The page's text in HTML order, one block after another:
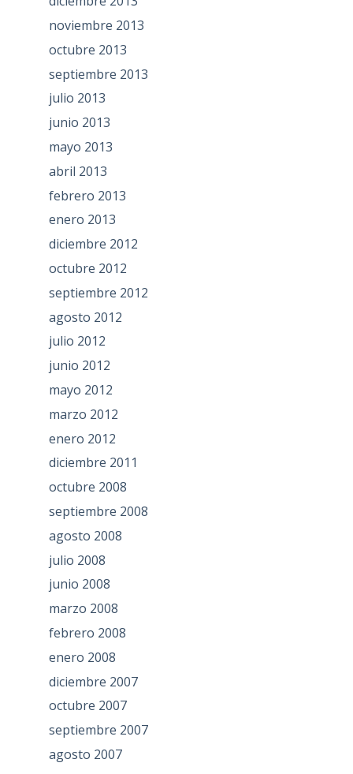
noviembre 2013
octubre 2013
septiembre 2013
julio 2013
junio 2013
mayo 2013
abril 2013
febrero 2013
enero 2013
diciembre 2012
octubre 2012
septiembre 2012
agosto 2012
julio 2012
junio 2012
mayo 2012
marzo 2012
enero 2012
diciembre 2011
octubre 2008
septiembre 2008
agosto 2008
julio 2008
junio 2008
marzo 2008
febrero 2008
enero 2008
diciembre 2007
octubre 2007
septiembre 2007
agosto 2007